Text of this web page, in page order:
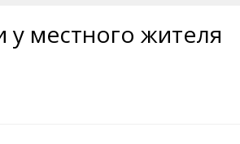
Магадане
3D районы города
Косторезы Магадана
местного жителя